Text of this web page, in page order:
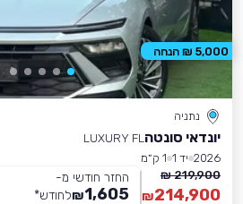
נתניה
יונדאי סונטה LUXURY FL
2026 יד 1
1 ק״מ
219,900 ₪
214,900
₪
החזר חודשי מ-
1,605
₪לחודש*
5,000 ₪ הנחה